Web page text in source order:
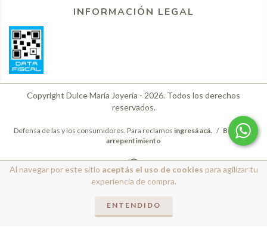
Al navegar por este sitio aceptás el uso de cookies para agilizar tu
experiencia de compra.
ENTENDIDO
INFORMACIÓN LEGAL
Copyright Dulce María Joyería - 2026. Todos los derechos
reservados.
Defensa de las y los consumidores. Para reclamos ingresá acá. / Botón de
arrepentimiento